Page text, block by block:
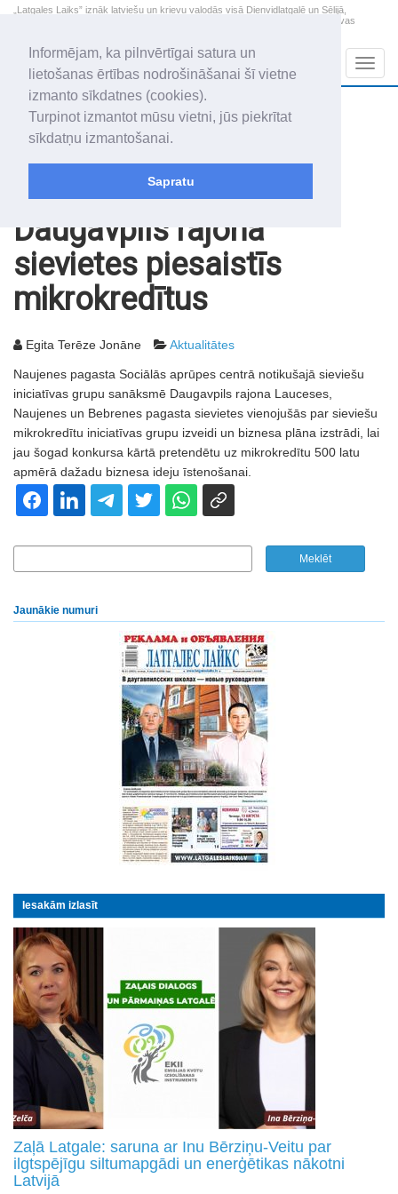
Informējam, ka pilnvērtīgai satura un
lietošanas ērtības nodrošināšanai šī vietne
izmanto sīkdatnes (cookies).
Turpinot izmantot mūsu vietni, jūs piekrītat
sīkdatņu izmantošanai.
Sapratu
„Latgales Laiks” iznāk latviešu un krievu valodās visā Dienvidlatgalē un Sēlijā,
„Latgales Laiks” latviešu valodā aptver Daugavpils valstspilsētu, Augšdaugavas
2026. gada 7. augusts
Piektdiena
Alfrēds, Fredis, Madars
+21.0
Daugavpils rajona
sievietes piesaistīs
mikrokredītus
Egita Terēze Jonāne Aktualitātes
Naujenes pagasta Sociālās aprūpes centrā notikušajā sieviešu
iniciatīvas grupu sanāksmē Daugavpils rajona Lauceses,
Naujenes un Bebrenes pagasta sievietes vienojušās par sieviešu
mikrokredītu iniciatīvas grupu izveidi un biznesa plāna izstrādi, lai
jau šogad konkursa kārtā pretendētu uz mikrokredītu 500 latu
apmērā dažadu biznesa ideju īstenošanai.
Jaunākie numuri
Iesakām izlasīt
Zaļā Latgale: saruna ar Inu Bērziņu-Veitu par
ilgtspējīgu siltumapgādi un enerģētikas nākotni
Latvijā